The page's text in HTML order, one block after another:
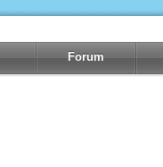
Forum